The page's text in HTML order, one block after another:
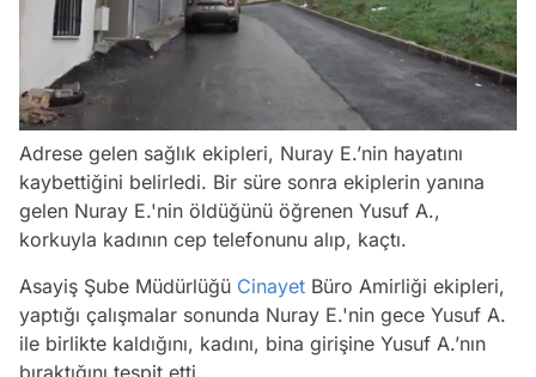
Adrese gelen sağlık ekipleri, Nuray E.’nin hayatını
kaybettiğini belirledi. Bir süre sonra ekiplerin yanına
gelen Nuray E.'nin öldüğünü öğrenen Yusuf A.,
korkuyla kadının cep telefonunu alıp, kaçtı.
Asayiş Şube Müdürlüğü Cinayet Büro Amirliği ekipleri,
yaptığı çalışmalar sonunda Nuray E.'nin gece Yusuf A.
ile birlikte kaldığını, kadını, bina girişine Yusuf A.’nın
bıraktığını tespit etti.